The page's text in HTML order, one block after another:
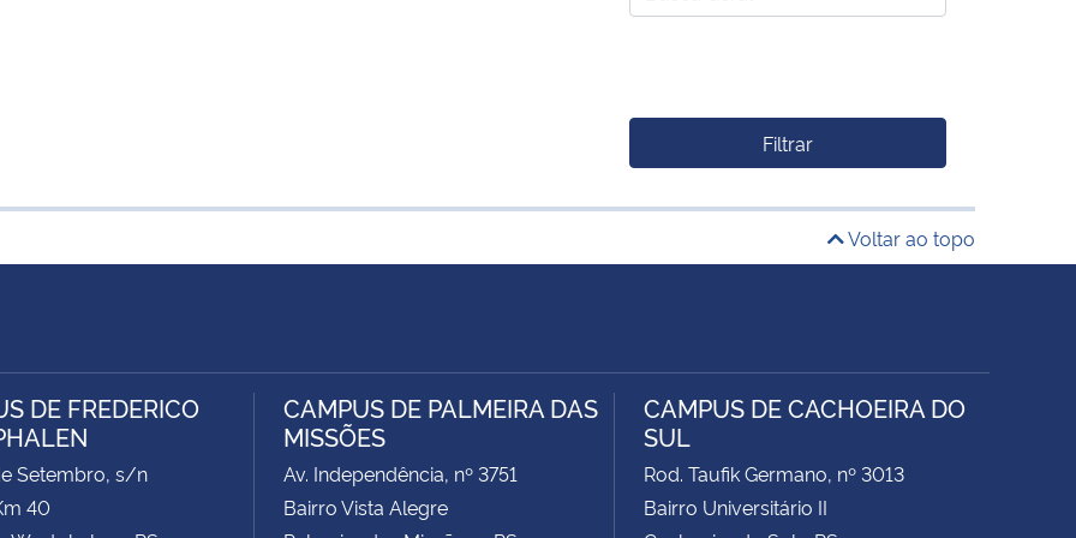
Filtrar
Voltar ao topo
DE FREDERICO
Setembro, s/n
40
CAMPUS DE PALMEIRA DAS
MISSÕES
Av. Independência, nº 3751
Bairro Vista Alegre
CAMPUS DE CACHOEIRA DO
SUL
Rod. Taufik Germano, nº 3013
Bairro Universitário II